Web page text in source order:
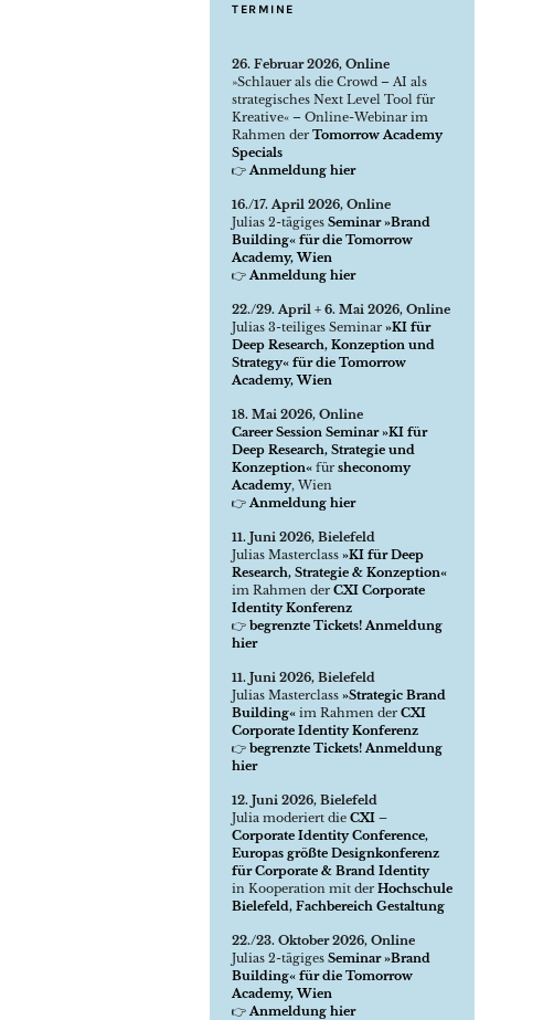
TERMINE
26. Februar 2026, Online
»Schlauer als die Crowd – AI als
strategisches Next Level Tool für
Kreative« – Online-Webinar im
Rahmen der Tomorrow Academy
Specials
👉 Anmeldung hier
16./17. April 2026, Online
Julias 2-tägiges Seminar »Brand
Building« für die Tomorrow
Academy, Wien
👉 Anmeldung hier
22./29. April + 6. Mai 2026, Online
Julias 3-teiliges Seminar »KI für
Deep Research, Konzeption und
Strategy« für die Tomorrow
Academy, Wien
18. Mai 2026, Online
Career Session Seminar »KI für
Deep Research, Strategie und
Konzeption« für sheconomy
Academy, Wien
👉 Anmeldung hier
11. Juni 2026, Bielefeld
Julias Masterclass »KI für Deep
Research, Strategie & Konzeption«
im Rahmen der CXI Corporate
Identity Konferenz
👉 begrenzte Tickets! Anmeldung
hier
11. Juni 2026, Bielefeld
Julias Masterclass »Strategic Brand
Building« im Rahmen der CXI
Corporate Identity Konferenz
👉 begrenzte Tickets! Anmeldung
hier
12. Juni 2026, Bielefeld
Julia moderiert die CXI –
Corporate Identity Conference,
Europas größte Designkonferenz
für Corporate & Brand Identity
in Kooperation mit der Hochschule
Bielefeld, Fachbereich Gestaltung
22./23. Oktober 2026, Online
Julias 2-tägiges Seminar »Brand
Building« für die Tomorrow
Academy, Wien
👉 Anmeldung hier